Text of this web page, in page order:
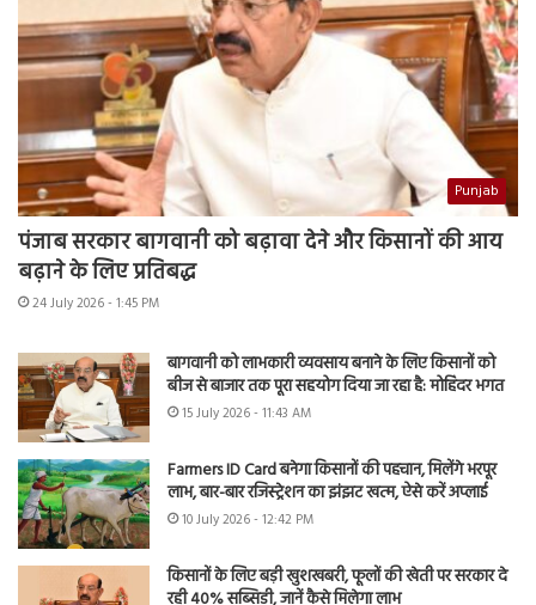
Punjab
पंजाब सरकार बागवानी को बढ़ावा देने और किसानों की आय
बढ़ाने के लिए प्रतिबद्ध
24 July 2026 - 1:45 PM
बागवानी को लाभकारी व्यवसाय बनाने के लिए किसानों को
बीज से बाजार तक पूरा सहयोग दिया जा रहा है: मोहिंदर भगत
15 July 2026 - 11:43 AM
Farmers ID Card बनेगा किसानों की पहचान, मिलेंगे भरपूर
लाभ, बार-बार रजिस्ट्रेशन का झंझट खत्म, ऐसे करें अप्लाई
10 July 2026 - 12:42 PM
किसानों के लिए बड़ी खुशखबरी, फूलों की खेती पर सरकार दे
रही 40% सब्सिडी, जानें कैसे मिलेगा लाभ